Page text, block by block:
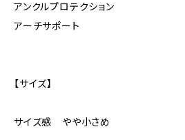
アンクルプロテクション
アーチサポート
【サイズ】
サイズ感 やや小さめ